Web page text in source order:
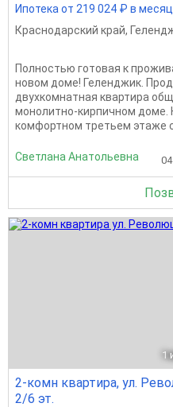
Ипотека от 219 024 ₽ в месяц
Краснодарский край,
Полностью готовая к
новом доме! Геленджик.
двухкомнатная квартира
монолитно-кирпичном доме.
комфортном третьем этаже
Светлана Анатольевна
1
2-комн квартира, ул.
2/6 эт.